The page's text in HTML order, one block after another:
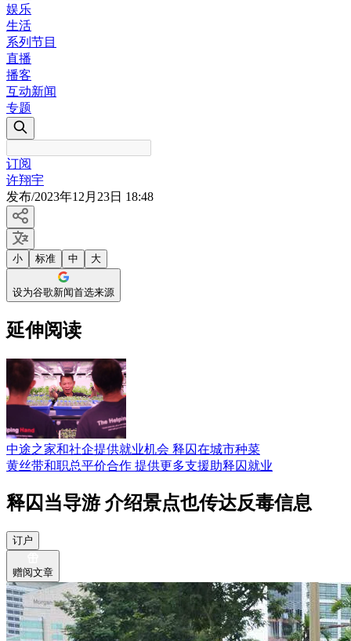
娱乐
生活
系列节目
直播
播客
互动新闻
专题
订阅
许翔宇
发布/2023年12月23日 18:48
小 标准 中 大
设为谷歌新闻首选来源
延伸阅读
中途之家和社企提供就业机会 释囚在城市种菜
黄丝带和职总平价合作 提供更多支援助释囚就业
释囚当导游 介绍景点也传达反毒信息
订户
赠阅文章